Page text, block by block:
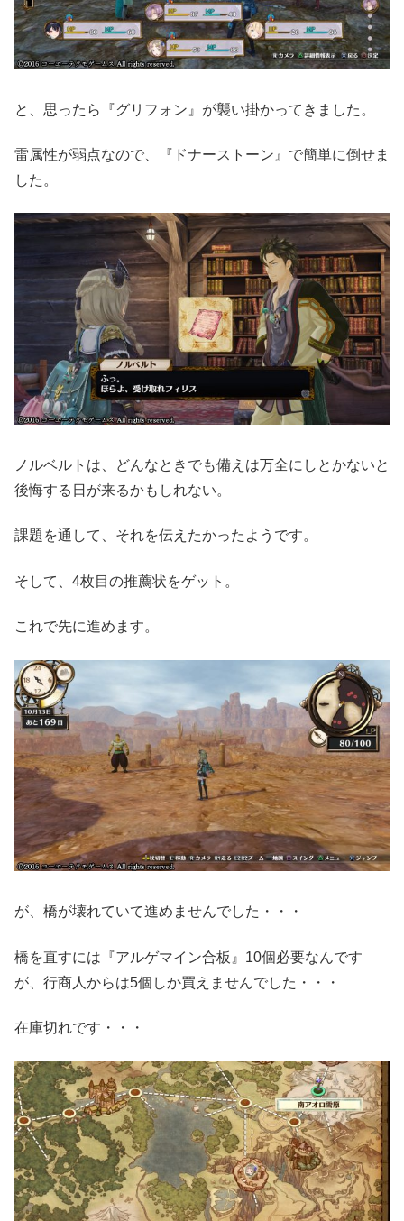
と、思ったら『グリフォン』が襲い掛かってきました。
雷属性が弱点なので、『ドナーストーン』で簡単に倒せま
した。
ノルベルトは、どんなときでも備えは万全にしとかないと
後悔する日が来るかもしれない。
課題を通して、それを伝えたかったようです。
そして、4枚目の推薦状をゲット。
これで先に進めます。
が、橋が壊れていて進めませんでした・・・
橋を直すには『アルゲマイン合板』10個必要なんです
が、行商人からは5個しか買えませんでした・・・
在庫切れです・・・